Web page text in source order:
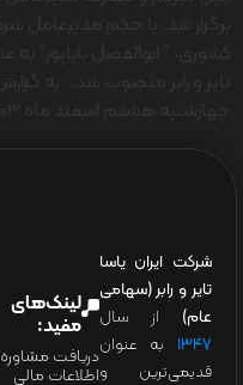
شرکت ایران یاسا
تایر و رابر (سهامی
عام) از سال
۱۳۴۷ به عنوان
قدیمی‌ترین و
لینک‌های
مفید:
دریافت مشاوره
اطلاعات مالی